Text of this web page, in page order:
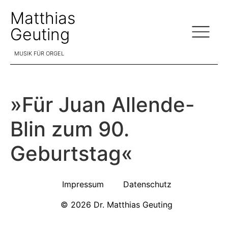
Matthias
Geuting
MUSIK FÜR ORGEL
»Für Juan Allende-
Blin zum 90.
Geburtstag«
Impressum
Datenschutz
© 2026 Dr. Matthias Geuting